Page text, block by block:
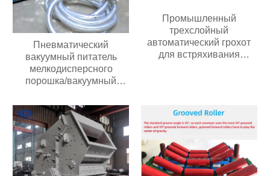
Пневматический
вакуумный питатель
мелкодисперсного
порошка/вакуумный
вакуумный конвейер
Промышленный
трехслойный
автоматический грохот
для встряхивания